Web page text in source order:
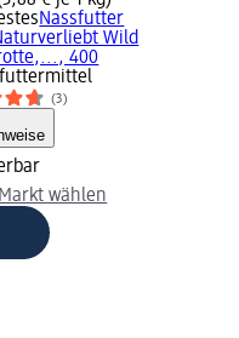
Nassfutter
Wild
400
(3)
wählen